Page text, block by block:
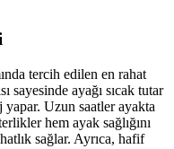
tercih edilen en rahat
sayesinde ayağı sıcak tutar
yapar. Uzun saatler ayakta
hem ayak sağlığını
sağlar. Ayrıca, hafif